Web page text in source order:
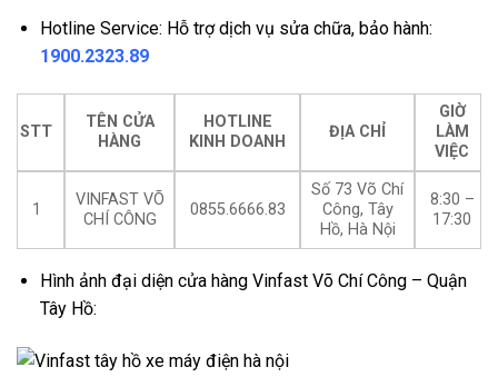
Hotline Service: Hỗ trợ dịch vụ sửa chữa, bảo hành:
1900.2323.89
STT
TÊN CỬA
HÀNG
HOTLINE
KINH DOANH
ĐỊA CHỈ
GIỜ
LÀM
VIỆC
1
VINFAST VÕ
CHÍ CÔNG
0855.6666.83
Số 73 Võ Chí
Công, Tây
Hồ, Hà Nội
8:30 –
17:30
Hình ảnh đại diện cửa hàng Vinfast Võ Chí Công – Quận
Tây Hồ: